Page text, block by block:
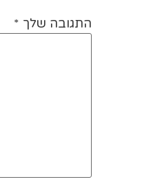
התגובה שלך *